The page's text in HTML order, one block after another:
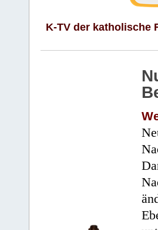
K-TV der katholische